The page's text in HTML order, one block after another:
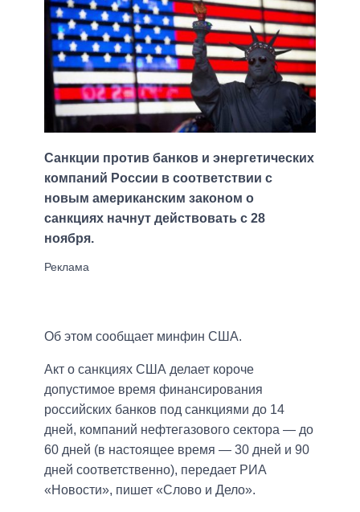
Санкции против банков и энергетических
компаний России в соответствии с
новым американским законом о
санкциях начнут действовать с 28
ноября.
Об этом сообщает минфин США.
Акт о санкциях США делает короче
допустимое время финансирования
российских банков под санкциями до 14
дней, компаний нефтегазового сектора — до
60 дней (в настоящее время — 30 дней и 90
дней соответственно), передает РИА
«Новости», пишет «Слово и Дело».